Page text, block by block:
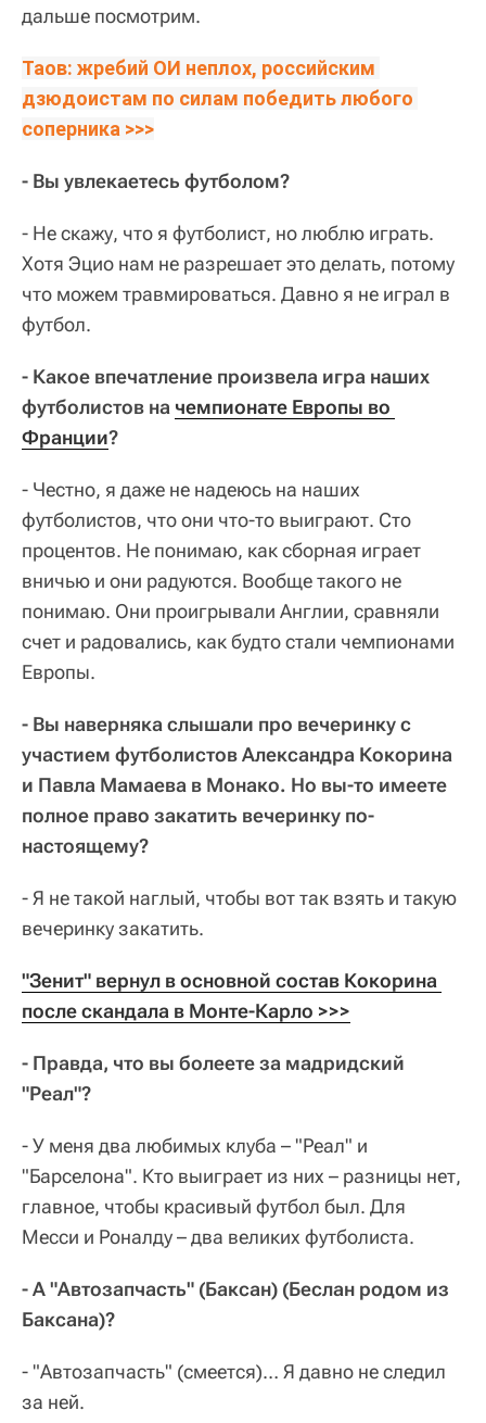
дальше посмотрим.
Таов: жребий ОИ неплох, российским
дзюдоистам по силам победить любого
соперника >>>
- Вы увлекаетесь футболом?
- Не скажу, что я футболист, но люблю играть.
Хотя Эцио нам не разрешает это делать, потому
что можем травмироваться. Давно я не играл в
футбол.
- Какое впечатление произвела игра наших
футболистов на чемпионате Европы во
Франции?
- Честно, я даже не надеюсь на наших
футболистов, что они что-то выиграют. Сто
процентов. Не понимаю, как сборная играет
вничью и они радуются. Вообще такого не
понимаю. Они проигрывали Англии, сравняли
счет и радовались, как будто стали чемпионами
Европы.
- Вы наверняка слышали про вечеринку с
участием футболистов Александра Кокорина
и Павла Мамаева в Монако. Но вы-то имеете
полное право закатить вечеринку по-
настоящему?
- Я не такой наглый, чтобы вот так взять и такую
вечеринку закатить.
"Зенит" вернул в основной состав Кокорина
после скандала в Монте-Карло >>>
- Правда, что вы болеете за мадридский
"Реал"?
- У меня два любимых клуба – "Реал" и
"Барселона". Кто выиграет из них – разницы нет,
главное, чтобы красивый футбол был. Для
Месси и Роналду – два великих футболиста.
- А "Автозапчасть" (Баксан) (Беслан родом из
Баксана)?
- "Автозапчасть" (смеется)… Я давно не следил
за ней.